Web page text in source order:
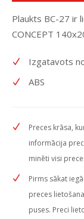
Plaukts BC-27 ir
CONCEPT
Izgatavots
ABS
Preces krāsa,
informācija
minēti visi
Pirms sākat
preces
puses. Preci